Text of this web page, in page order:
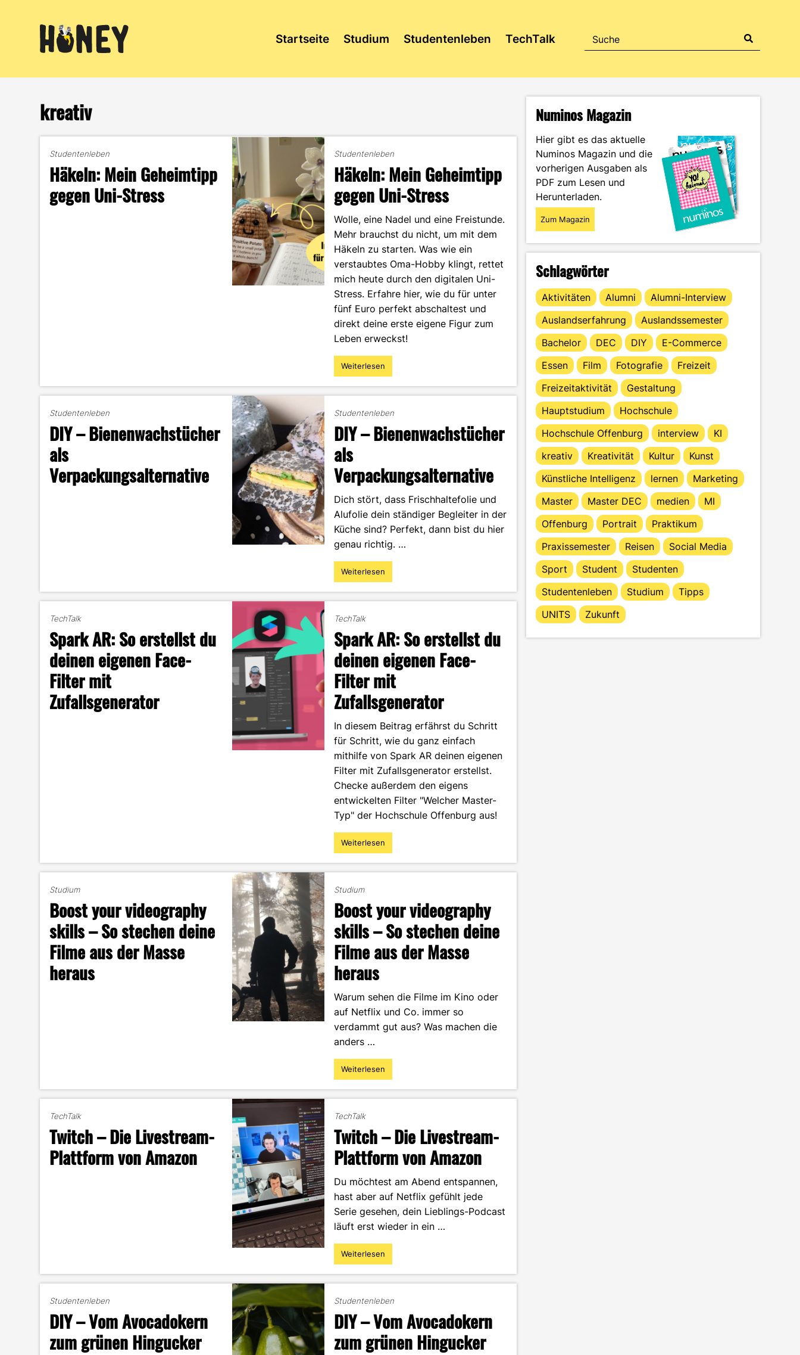
Startseite Studium Studentenleben TechTalk
kreativ
Studentenleben
Häkeln: Mein Geheimtipp
gegen Uni-Stress
Studentenleben
Häkeln: Mein Geheimtipp
gegen Uni-Stress
Wolle, eine Nadel und eine Freistunde.
Mehr brauchst du nicht, um mit dem
Häkeln zu starten. Was wie ein
verstaubtes Oma-Hobby klingt, rettet
mich heute durch den digitalen Uni-
Stress. Erfahre hier, wie du für unter
fünf Euro perfekt abschaltest und
direkt deine erste eigene Figur zum
Leben erweckst!
"Häkeln:
Mein
Uni-
Stress"
Weiterlesen
Studentenleben
DIY – Bienenwachstücher
als
Verpackungsalternative
Studentenleben
DIY – Bienenwachstücher
als
Verpackungsalternative
Dich stört, dass Frischhaltefolie und
Alufolie dein ständiger Begleiter in der
Küche sind? Perfekt, dann bist du hier
genau richtig. …
"DIY
–
Verpackungsalternative"
Weiterlesen
TechTalk
Spark AR: So erstellst du
deinen eigenen Face-
Filter mit
Zufallsgenerator
TechTalk
Spark AR: So erstellst du
deinen eigenen Face-
Filter mit
Zufallsgenerator
In diesem Beitrag erfährst du Schritt
für Schritt, wie du ganz einfach
mithilfe von Spark AR deinen eigenen
Filter mit Zufallsgenerator erstellst.
Checke außerdem den eigens
entwickelten Filter "Welcher Master-
Typ" der Hochschule Offenburg aus!
"Spark
AR:
du
deinen
eigenen
Face-
Filter
Zufallsgenerator"
Weiterlesen
Studium
Boost your videography
skills – So stechen deine
Filme aus der Masse
heraus
Studium
Boost your videography
skills – So stechen deine
Filme aus der Masse
heraus
Warum sehen die Filme im Kino oder
auf Netflix und Co. immer so
verdammt gut aus? Was machen die
anders …
"Boost
your
–
So
stechen
deine
aus
der
Masse
heraus"
Weiterlesen
TechTalk
Twitch – Die Livestream-
Plattform von Amazon
TechTalk
Twitch – Die Livestream-
Plattform von Amazon
Du möchtest am Abend entspannen,
hast aber auf Netflix gefühlt jede
Serie gesehen, dein Lieblings-Podcast
läuft erst wieder in ein …
"Twitch
–
Plattform
von
Amazon"
Weiterlesen
Studentenleben
DIY – Vom Avocadokern
zum grünen Hingucker
Studentenleben
DIY – Vom Avocadokern
zum grünen Hingucker
Numinos Magazin
Hier gibt es das aktuelle
Numinos Magazin und die
vorherigen Ausgaben als
PDF zum Lesen und
Herunterladen.
Zum Magazin
Schlagwörter
Aktivitäten Alumni
Alumni-Interview
Auslandserfahrung
Auslandssemester
Bachelor
DEC DIY
E-Commerce
Essen
Film Fotografie
Freizeit
Freizeitaktivität
Gestaltung
Hauptstudium
Hochschule
Hochschule Offenburg
interview
KI
kreativ
Kreativität Kultur
Kunst
Künstliche Intelligenz
lernen
Marketing
Master
Master DEC medien
MI
Offenburg
Portrait
Praktikum
Praxissemester
Reisen
Social Media
Sport
Student
Studenten
Studentenleben
Studium
Tipps
UNITS
Zukunft